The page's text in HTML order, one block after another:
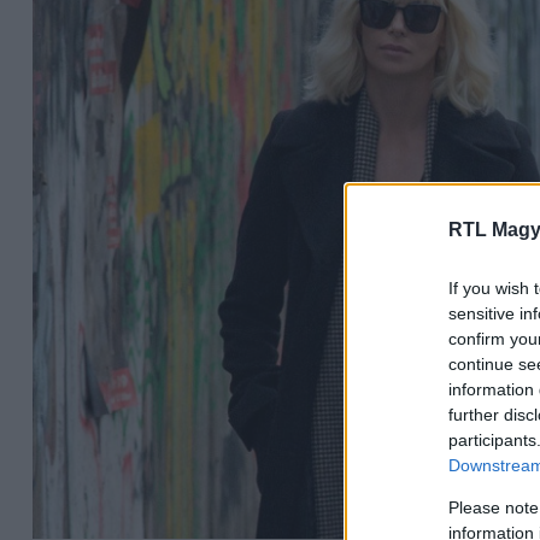
RTL
If you wish
sensitive
confirm
continue
information
further
Please
information